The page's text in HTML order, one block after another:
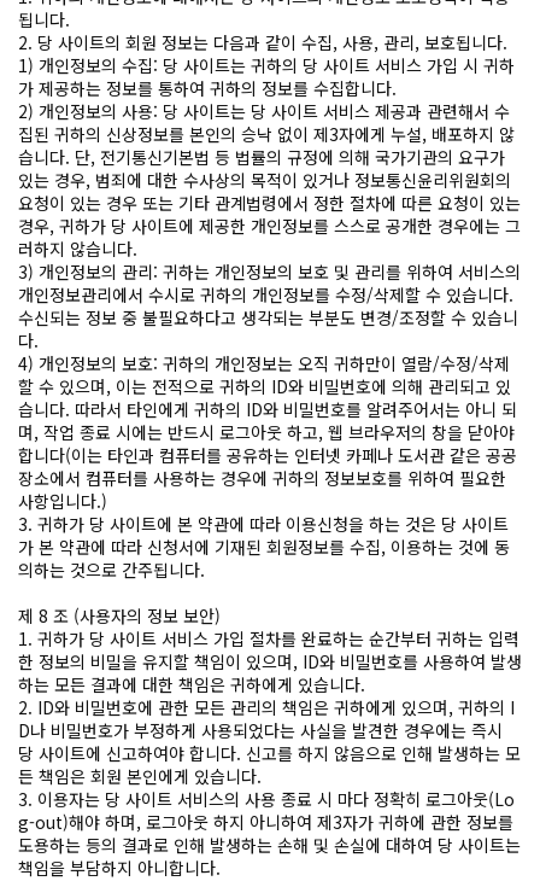
됩니다.
2. 당 사이트의 회원 정보는 다음과 같이 수집, 사용, 관리, 보호됩니다.
1) 개인정보의 수집: 당 사이트는 귀하의 당 사이트 서비스 가입 시 귀하
가 제공하는 정보를 통하여 귀하의 정보를 수집합니다.
2) 개인정보의 사용: 당 사이트는 당 사이트 서비스 제공과 관련해서 수
집된 귀하의 신상정보를 본인의 승낙 없이 제3자에게 누설, 배포하지 않
습니다. 단, 전기통신기본법 등 법률의 규정에 의해 국가기관의 요구가
있는 경우, 범죄에 대한 수사상의 목적이 있거나 정보통신윤리위원회의
요청이 있는 경우 또는 기타 관계법령에서 정한 절차에 따른 요청이 있는
경우, 귀하가 당 사이트에 제공한 개인정보를 스스로 공개한 경우에는 그
러하지 않습니다.
3) 개인정보의 관리: 귀하는 개인정보의 보호 및 관리를 위하여 서비스의
개인정보관리에서 수시로 귀하의 개인정보를 수정/삭제할 수 있습니다.
수신되는 정보 중 불필요하다고 생각되는 부분도 변경/조정할 수 있습니
다.
4) 개인정보의 보호: 귀하의 개인정보는 오직 귀하만이 열람/수정/삭제
할 수 있으며, 이는 전적으로 귀하의 ID와 비밀번호에 의해 관리되고 있
습니다. 따라서 타인에게 귀하의 ID와 비밀번호를 알려주어서는 아니 되
며, 작업 종료 시에는 반드시 로그아웃 하고, 웹 브라우저의 창을 닫아야
합니다(이는 타인과 컴퓨터를 공유하는 인터넷 카페나 도서관 같은 공공
장소에서 컴퓨터를 사용하는 경우에 귀하의 정보보호를 위하여 필요한
사항입니다.)
3. 귀하가 당 사이트에 본 약관에 따라 이용신청을 하는 것은 당 사이트
가 본 약관에 따라 신청서에 기재된 회원정보를 수집, 이용하는 것에 동
의하는 것으로 간주됩니다.
제 8 조 (사용자의 정보 보안)
1. 귀하가 당 사이트 서비스 가입 절차를 완료하는 순간부터 귀하는 입력
한 정보의 비밀을 유지할 책임이 있으며, ID와 비밀번호를 사용하여 발생
하는 모든 결과에 대한 책임은 귀하에게 있습니다.
2. ID와 비밀번호에 관한 모든 관리의 책임은 귀하에게 있으며, 귀하의 I
D나 비밀번호가 부정하게 사용되었다는 사실을 발견한 경우에는 즉시
당 사이트에 신고하여야 합니다. 신고를 하지 않음으로 인해 발생하는 모
든 책임은 회원 본인에게 있습니다.
3. 이용자는 당 사이트 서비스의 사용 종료 시 마다 정확히 로그아웃(Lo
g-out)해야 하며, 로그아웃 하지 아니하여 제3자가 귀하에 관한 정보를
도용하는 등의 결과로 인해 발생하는 손해 및 손실에 대하여 당 사이트는
책임을 부담하지 아니합니다.